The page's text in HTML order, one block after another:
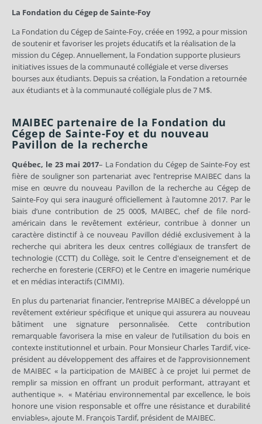
La Fondation du Cégep de Sainte-Foy
La Fondation du Cégep de Sainte-Foy, créée en 1992, a pour mission
de soutenir et favoriser les projets éducatifs et la réalisation de la
mission du Cégep. Annuellement, la Fondation supporte plusieurs
initiatives issues de la communauté collégiale et verse diverses
bourses aux étudiants. Depuis sa création, la Fondation a retournée
aux étudiants et à la communauté collégiale plus de 7 M$.
MAIBEC partenaire de la Fondation du
Cégep de Sainte-Foy et du nouveau
Pavillon de la recherche
Québec, le 23 mai 2017– La Fondation du Cégep de Sainte-Foy est
fière de souligner son partenariat avec l’entreprise MAIBEC dans la
mise en œuvre du nouveau Pavillon de la recherche au Cégep de
Sainte-Foy qui sera inauguré officiellement à l’automne 2017. Par le
biais d’une contribution de 25 000$, MAIBEC, chef de file nord-
américain dans le revêtement extérieur, contribue à donner un
caractère distinctif à ce nouveau Pavillon dédié exclusivement à la
recherche qui abritera les deux centres collégiaux de transfert de
technologie (CCTT) du Collège, soit le Centre d'enseignement et de
recherche en foresterie (CERFO) et le Centre en imagerie numérique
et en médias interactifs (CIMMI).
En plus du partenariat financier, l’entreprise MAIBEC a développé un
revêtement extérieur spécifique et unique qui assurera au nouveau
bâtiment une signature personnalisée. Cette contribution
remarquable favorisera la mise en valeur de l’utilisation du bois en
contexte institutionnel et urbain. Pour Monsieur Charles Tardif, vice-
président au développement des affaires et de l’approvisionnement
de MAIBEC « la participation de MAIBEC à ce projet lui permet de
remplir sa mission en offrant un produit performant, attrayant et
authentique ». « Matériau environnemental par excellence, le bois
honore une vision responsable et offre une résistance et durabilité
enviables», ajoute M. François Tardif, président de MAIBEC.